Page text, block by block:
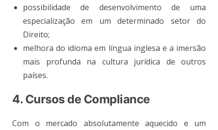
possibilidade de desenvolvimento de uma
especialização em um determinado setor do
Direito;
melhora do idioma em língua inglesa e a imersão
mais profunda na cultura jurídica de outros
países.
4. Cursos de Compliance
Com o mercado absolutamente aquecido e um